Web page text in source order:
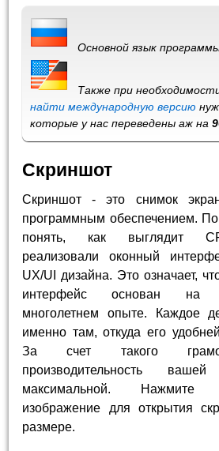
Основной язык
Также при
найти международную версию
которые у нас переведены аж на
Скриншот
Скриншот - это снимок
программным обеспечением.
понять, как выглядит
реализовали оконный
UX/UI дизайна. Это означает,
интерфейс основан на
многолетнем опыте. Каждое
именно там, откуда его
За счет такого
производительность
максимальной.
изображение для открытия
размере.